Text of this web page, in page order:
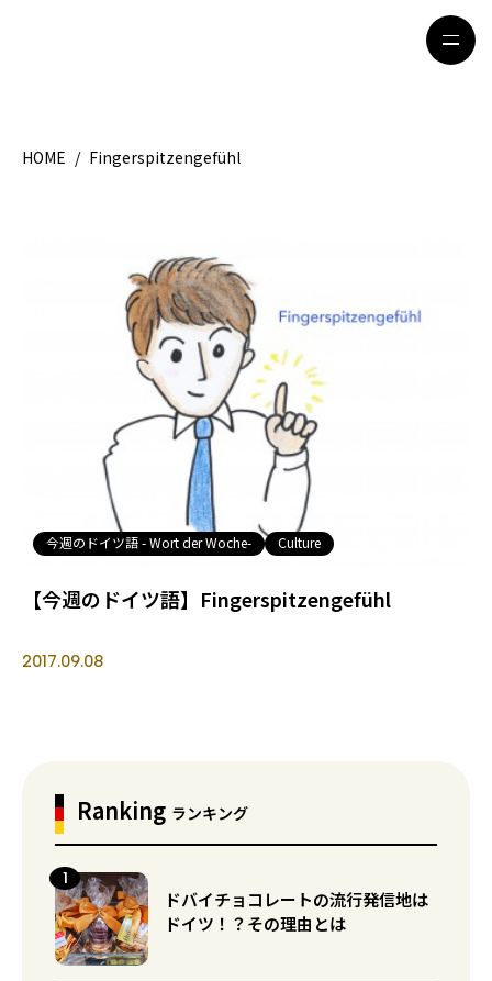
HOME
ライフスタイル
HOME / Fingerspitzengefühl
今週のドイツ語 - Wort der Woche- Culture
【今週のドイツ語】Fingerspitzengefühl
2017.09.08
Ranking ランキング
ドバイチョコレートの流行発信地は
ドイツ！？その理由とは